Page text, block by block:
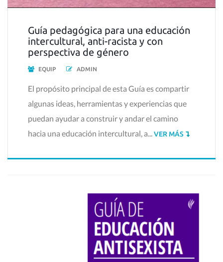
Guía pedagógica para una educación
intercultural, anti-racista y con
perspectiva de género
EQUIP ADMIN
El propósito principal de esta Guía es compartir
algunas ideas, herramientas y experiencias que
puedan ayudar a construir y andar el camino
hacia una educación intercultural, a...VER MÁS